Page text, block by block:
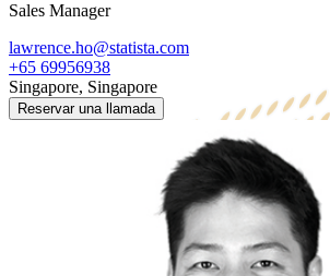
Sales Manager
lawrence.ho@statista.com
+65 69956938
Singapore, Singapore
Reservar una llamada